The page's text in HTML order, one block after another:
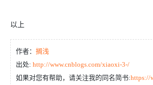
以上
作者： 搁浅
出处: http://www.cnblogs.com/xiaoxi-3-/
如果对您有帮助，请关注我的同名简书:https://